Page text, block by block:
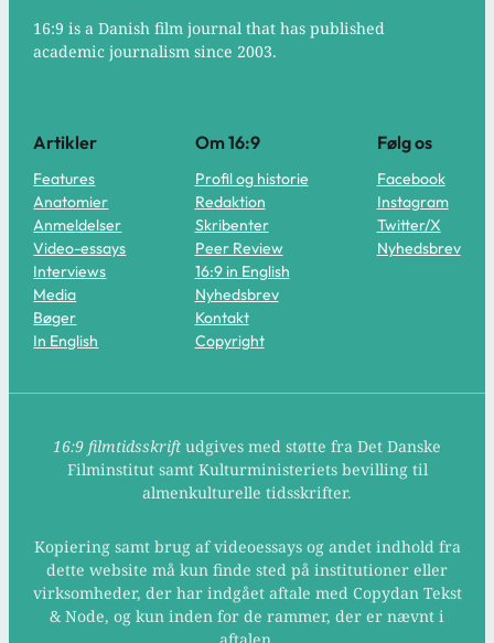
16:9 is a Danish film journal that has published
academic journalism since 2003.
Artikler
Features
Anatomier
Anmeldelser
Video-essays
Interviews
Media
Bøger
In English
Om 16:9
Profil og historie
Redaktion
Skribenter
Peer Review
16:9 in English
Nyhedsbrev
Kontakt
Copyright
Følg os
Facebook
Instagram
Twitter/X
Nyhedsbrev
16:9 filmtidsskrift udgives med støtte fra Det Danske
Filminstitut samt Kulturministeriets bevilling til
almenkulturelle tidsskrifter.
Kopiering samt brug af videoessays og andet indhold fra
dette website må kun finde sted på institutioner eller
virksomheder, der har indgået aftale med Copydan Tekst
& Node, og kun inden for de rammer, der er nævnt i